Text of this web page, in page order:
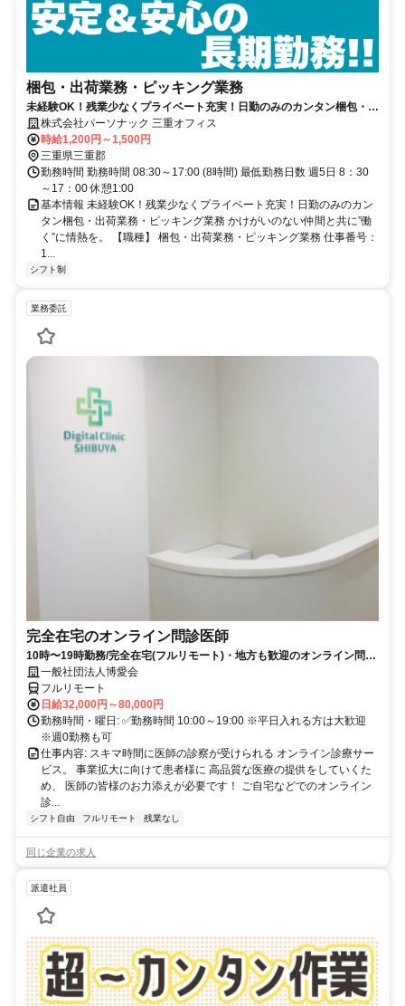
梱包・出荷業務・ピッキング業務
未経験OK！残業少なくプライベート充実！日勤のみのカンタン梱包・出
荷業務・ピッキング業務
株式会社パーソナック 三重オフィス
時給1,200円～1,500円
三重県三重郡
勤務時間 勤務時間 08:30～17:00 (8時間) 最低勤務日数 週5日 8：30
～17：00 休憩1:00
基本情報 未経験OK！残業少なくプライベート充実！日勤のみのカン
タン梱包・出荷業務・ピッキング業務 かけがいのない仲間と共に”働
く”に情熱を。 【職種】 梱包・出荷業務・ピッキング業務 仕事番号：
1...
シフト制
業務委託
完全在宅のオンライン問診医師
10時〜19時勤務/完全在宅(フルリモート)・地方も歓迎のオンライン問診
業務一般社団法人博愛会
フルリモート
日給32,000円～80,000円
勤務時間・曜日: ✅勤務時間 10:00～19:00 ※平日入れる方は大歓迎
※週0勤務も可
仕事内容: スキマ時間に医師の診察が受けられる オンライン診療サー
ビス。 事業拡大に向けて患者様に 高品質な医療の提供をしていくた
め、 医師の皆様のお力添えが必要です！ ご自宅などでのオンライン
診...
シフト自由 フルリモート 残業なし
同じ企業の求人
派遣社員